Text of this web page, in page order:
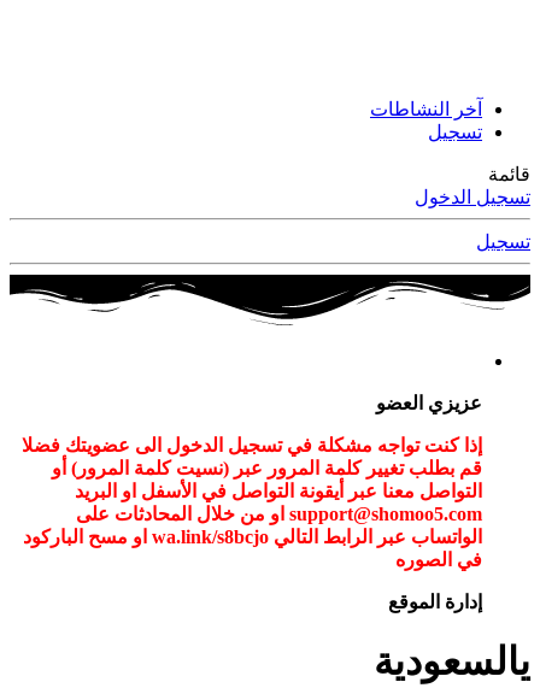
آخر النشاطات
تسجيل
قائمة
تسجيل الدخول
تسجيل
عزيزي العضو
إذا كنت تواجه مشكلة في تسجيل الدخول الى عضويتك فضلا
قم بطلب تغيير كلمة المرور عبر (نسيت كلمة المرور) أو
التواصل معنا عبر أيقونة التواصل في الأسفل او البريد
support@shomoo5.com او من خلال المحادثات على
الواتساب عبر الرابط التالي wa.link/s8bcjo او مسح الباركود
في الصوره
إدارة الموقع
يالسعودية